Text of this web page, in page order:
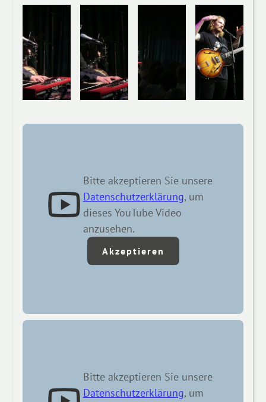
Bitte akzeptieren Sie unsere
Datenschutzerklärung, um
dieses YouTube Video
anzusehen.
Akzeptieren
Bitte akzeptieren Sie unsere
Datenschutzerklärung, um